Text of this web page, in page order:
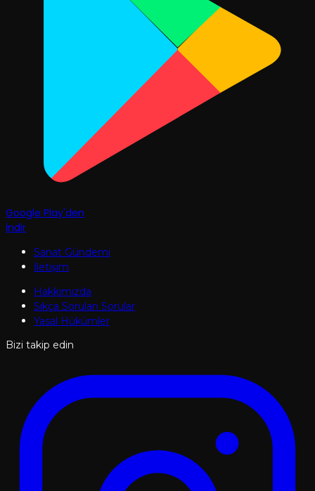
Google Play'den
İndir
Sanat Gündemi
İletişim
Hakkımızda
Sıkça Sorulan Sorular
Yasal Hükümler
Bizi takip edin